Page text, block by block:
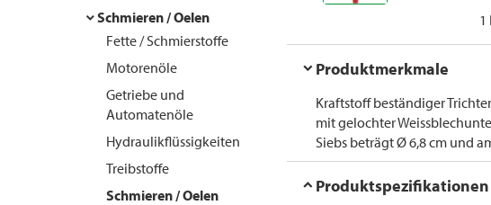
Schmieren / Oelen
Fette / Schmierstoffe
Motorenöle
Getriebe und
Automatenöle
Hydraulikflüssigkeiten
Treibstoffe
Schmieren / Oelen
1
Produktmerkmale
Kraftstoff beständiger
mit gelochter
Siebs beträgt Ø 6,8 cm und
Produktspezifikationen